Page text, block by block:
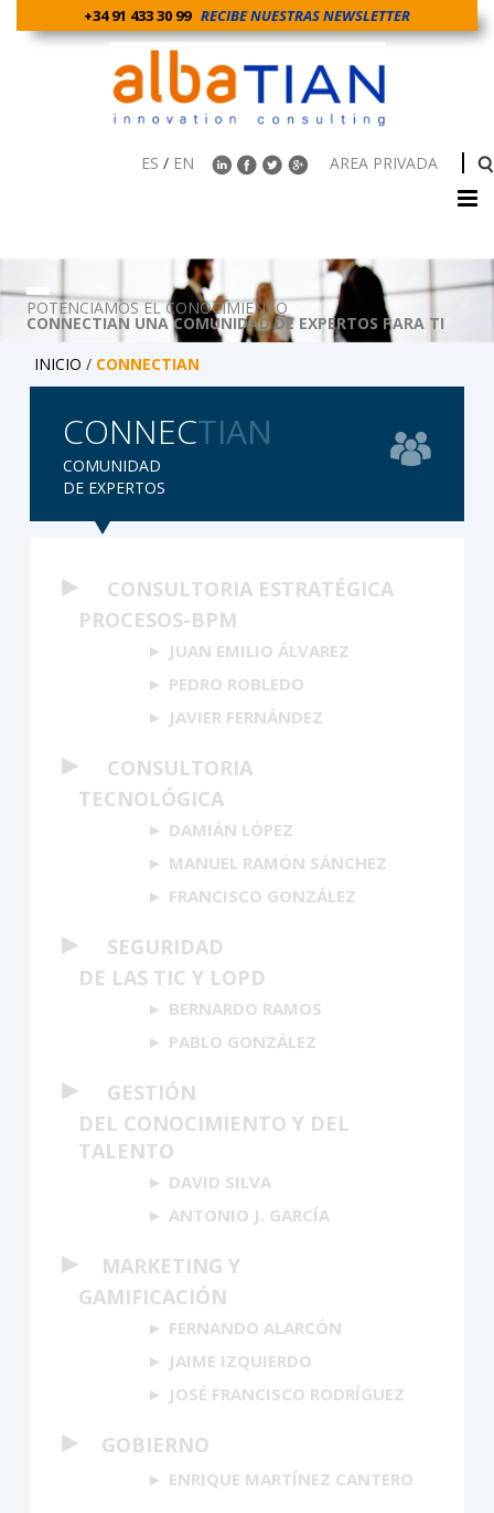
+34 91 433 30 99 RECIBE NUESTRAS NEWSLETTER
ES / EN AREA PRIVADA
POTENCIAMOS EL CONOCIMIENTO
CONNECTIAN UNA COMUNIDAD DE EXPERTOS PARA TI
INICIO / CONNECTIAN
CONNECTIAN
COMUNIDAD
DE EXPERTOS
►
CONSULTORIA ESTRATÉGICA
PROCESOS-BPM
JUAN EMILIO ÁLVAREZ
PEDRO ROBLEDO
JAVIER FERNÁNDEZ
►
CONSULTORIA
TECNOLÓGICA
DAMIÁN LÓPEZ
MANUEL RAMÓN SÁNCHEZ
FRANCISCO GONZÁLEZ
►
SEGURIDAD
DE LAS TIC Y LOPD
BERNARDO RAMOS
PABLO GONZÁLEZ
►
GESTIÓN
DEL CONOCIMIENTO Y DEL
TALENTO
DAVID SILVA
ANTONIO J. GARCÍA
►
MARKETING Y
GAMIFICACIÓN
FERNANDO ALARCÓN
JAIME IZQUIERDO
JOSÉ FRANCISCO RODRÍGUEZ
► GOBIERNO
ENRIQUE MARTÍNEZ CANTERO